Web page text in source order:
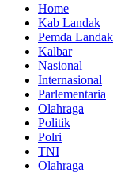
Home
Kab Landak
Pemda Landak
Kalbar
Nasional
Internasional
Parlementaria
Olahraga
Politik
Polri
TNI
Olahraga